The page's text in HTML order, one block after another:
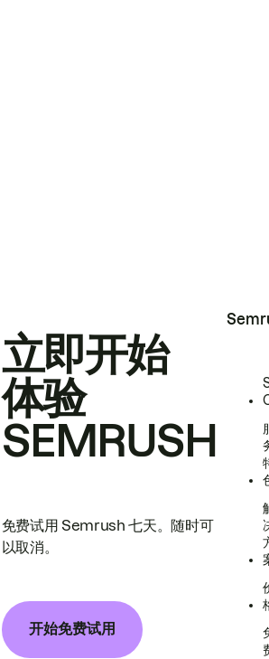
立即开始
体验
SEMRUSH
免费试用 Semrush 七天。随时可
以取消。
开始免费试用